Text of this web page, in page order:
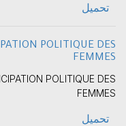
تحميل
POLITIQUE DES
FEMMES
POLITIQUE DES
FEMMES
تحميل